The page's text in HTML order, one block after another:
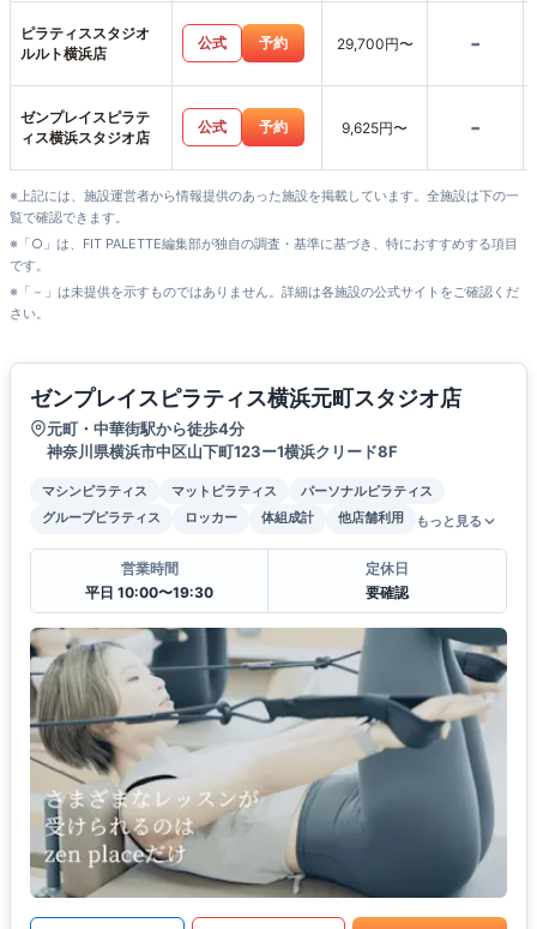
ピラティススタジオ
ルルト横浜店
公式 予約 29,700円〜 -
ゼンプレイスピラテ
ィス横浜スタジオ店
公式 予約 9,625円〜 -
※上記には、施設運営者から情報提供のあった施設を掲載しています。全施設は下の一
覧で確認できます。
※「○」は、FIT PALETTE編集部が独自の調査・基準に基づき、特におすすめする項目
です。
※「－」は未提供を示すものではありません。詳細は各施設の公式サイトをご確認くだ
さい。
ゼンプレイスピラティス横浜元町スタジオ店
元町・中華街駅から徒歩4分
神奈川県横浜市中区山下町123ー1横浜クリード8F
マシンピラティス マットピラティス
パーソナルピラティス
グループピラティス
ロッカー 体組成計 他店舗利用 もっと見る
営業時間
平日 10:00〜19:30
定休日
要確認